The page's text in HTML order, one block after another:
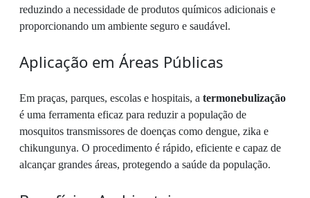
reduzindo a necessidade de produtos químicos adicionais e
proporcionando um ambiente seguro e saudável.
Aplicação em Áreas Públicas
Em praças, parques, escolas e hospitais, a termonebulização
é uma ferramenta eficaz para reduzir a população de
mosquitos transmissores de doenças como dengue, zika e
chikungunya. O procedimento é rápido, eficiente e capaz de
alcançar grandes áreas, protegendo a saúde da população.